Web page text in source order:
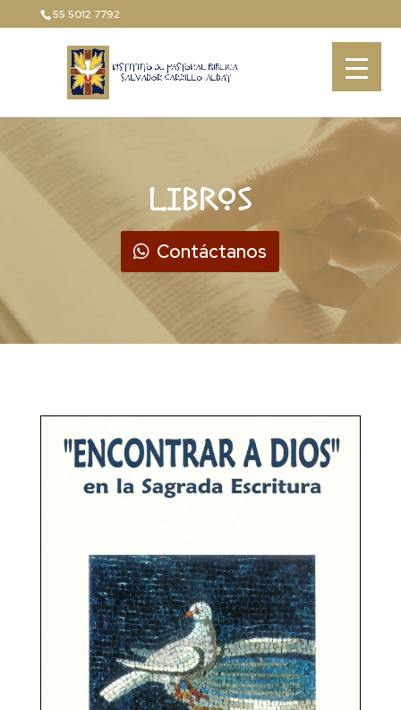
55 5012 7792
LIBROS
Contáctanos